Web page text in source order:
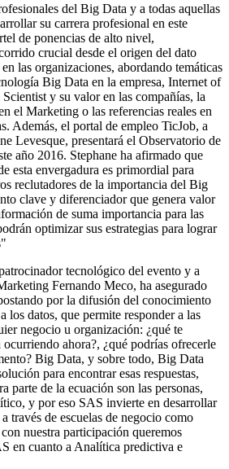
del Big Data y a todas aquellas
su carrera profesional en este
de ponencias de alto nivel,
crucial desde el origen del dato
las organizaciones, abordando temáticas
Big Data en la empresa, Internet of
y su valor en las compañías, la
el Marketing o las referencias reales en
Además, el portal de empleo TicJob, a
Levesque, presentará el Observatorio de
año 2016. Stephane ha afirmado que
esta envergadura es primordial para
reclutadores de la importancia del Big
clave y diferenciador que genera valor
de suma importancia para las
optimizar sus estrategias para lograr
tecnológico del evento y a
Fernando Meco, ha asegurado
por la difusión del conocimiento
los datos, que permite responder a las
negocio u organización: ¿qué te
ocurriendo ahora?, ¿qué podrías ofrecerle
Big Data, y sobre todo, Big Data
para encontrar esas respuestas,
parte de la ecuación son las personas,
y por eso SAS invierte en desarrollar
través de escuelas de negocio como
nuestra participación queremos
en cuanto a Analítica predictiva e